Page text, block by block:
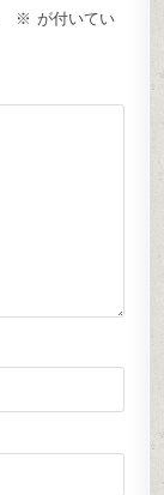
※ が付いてい